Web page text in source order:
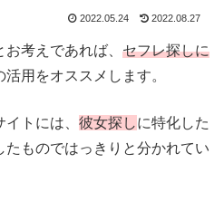
2022.05.24 2022.08.27
考えであれば、 セフレ探しに
活用をオススメします。
トには、 彼女探しに特化した
たものではっきりと分かれてい